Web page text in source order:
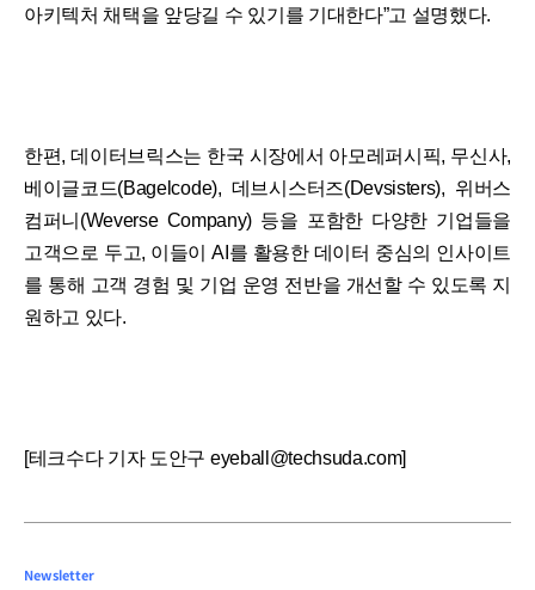
아키텍처 채택을 앞당길 수 있기를 기대한다”고 설명했다.
한편, 데이터브릭스는 한국 시장에서 아모레퍼시픽, 무신사,
베이글코드(Bagelcode), 데브시스터즈(Devsisters), 위버스
컴퍼니(Weverse Company) 등을 포함한 다양한 기업들을
고객으로 두고, 이들이 AI를 활용한 데이터 중심의 인사이트
를 통해 고객 경험 및 기업 운영 전반을 개선할 수 있도록 지
원하고 있다.
[테크수다 기자 도안구 eyeball@techsuda.com]
Newsletter